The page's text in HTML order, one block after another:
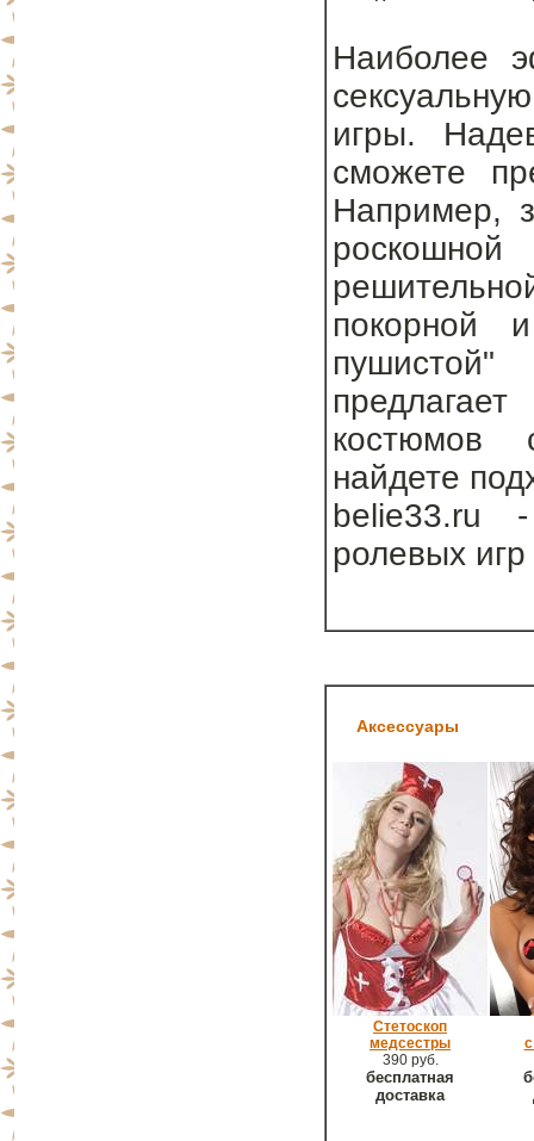
Наиболее
игры.
сможете
Например,
покорной
костюмов
найдете
belie33.ru
ролевых игр
Аксессуары
Стетоскоп
медсестры
390 руб.
бесплатная
доставка